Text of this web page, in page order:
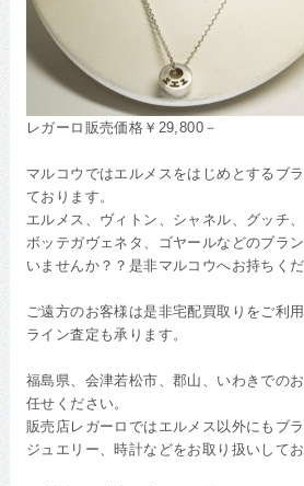
レガーロ販売価格￥29,800－
マルコウではエルメスをはじめとするブ
ております。
エルメス、ヴィトン、シャネル、グッチ
ボッテガヴェネタ、ゴヤールなどのブラ
いませんか？？是非マルコウへお持ちくだ
ご遠方のお客様は是非宅配買取りをご利用
ライン査定も承ります。
福島県、会津若松市、郡山、いわきでの
任せください。
販売店レガーロではエルメス以外にもブ
ジュエリー、時計などをお取り扱いしてお